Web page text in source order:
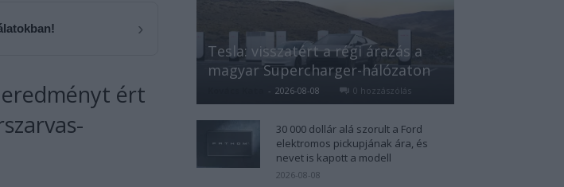
›
ért
Tesla: visszatért a régi árazás a
magyar Supercharger-hálózaton
- 2026-08-08 0 hozzászólás
30 000 dollár alá szorult a Ford
elektromos pickupjának ára, és
nevet is kapott a modell
2026-08-08